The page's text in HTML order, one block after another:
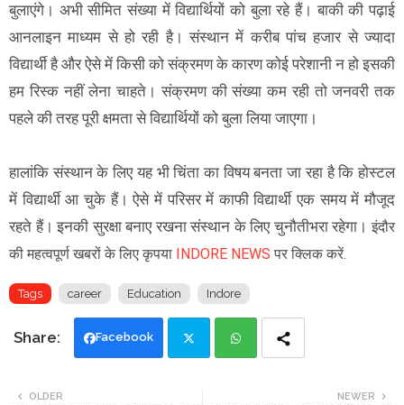
बुलाएंगे। अभी सीमित संख्या में विद्यार्थियों को बुला रहे हैं। बाकी की पढ़ाई
आनलाइन माध्यम से हो रही है। संस्थान में करीब पांच हजार से ज्यादा
विद्यार्थी है और ऐसे में किसी को संक्रमण के कारण कोई परेशानी न हो इसकी
हम रिस्क नहीं लेना चाहते। संक्रमण की संख्या कम रही तो जनवरी तक
पहले की तरह पूरी क्षमता से विद्यार्थियों को बुला लिया जाएगा।
हालांकि संस्थान के लिए यह भी चिंता का विषय बनता जा रहा है कि होस्टल
में विद्यार्थी आ चुके हैं। ऐसे में परिसर में काफी विद्यार्थी एक समय में मौजूद
रहते हैं। इनकी सुरक्षा बनाए रखना संस्थान के लिए चुनौतीभरा रहेगा। इंदौर
की महत्वपूर्ण खबरों के लिए कृपया
INDORE NEWS पर क्लिक करें.
Tags career Education Indore
Facebook
NEWER
OLDER